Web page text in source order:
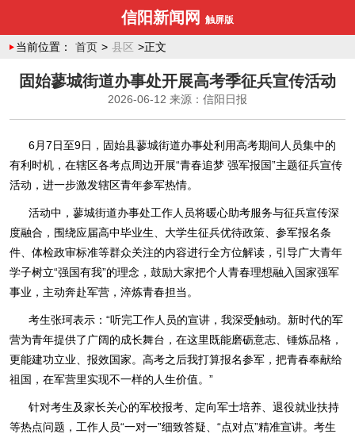
信阳新闻网 触屏版
当前位置： 首页 > 县区 >正文
固始蓼城街道办事处开展高考季征兵宣传活动
2026-06-12 来源：信阳日报
6月7日至9日，固始县蓼城街道办事处利用高考期间人员集中的
有利时机，在辖区各考点周边开展“青春追梦 强军报国”主题征兵宣传
活动，进一步激发辖区青年参军热情。
活动中，蓼城街道办事处工作人员将暖心助考服务与征兵宣传深
度融合，围绕应届高中毕业生、大学生征兵优待政策、参军报名条
件、体检政审标准等群众关注的内容进行全方位解读，引导广大青年
学子树立“强国有我”的理念，鼓励大家把个人青春理想融入国家强军
事业，主动奔赴军营，淬炼青春担当。
考生张珂表示：“听完工作人员的宣讲，我深受触动。新时代的军
营为青年提供了广阔的成长舞台，在这里既能磨砺意志、锤炼品格，
更能建功立业、报效国家。高考之后我打算报名参军，把青春奉献给
祖国，在军营里实现不一样的人生价值。”
针对考生及家长关心的军校报考、定向军士培养、退役就业扶持
等热点问题，工作人员“一对一”细致答疑、“点对点”精准宣讲。考生